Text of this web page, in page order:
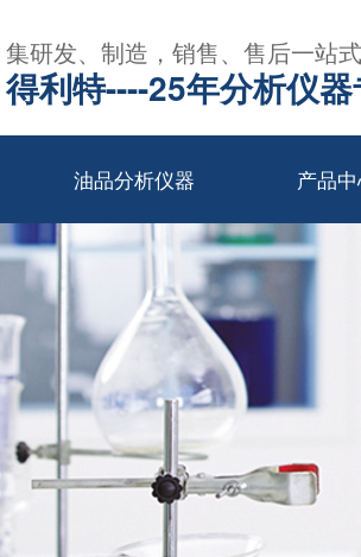
集研发、制造，销售、售后一站
得利特----25年分析仪
油品分析仪器 产品